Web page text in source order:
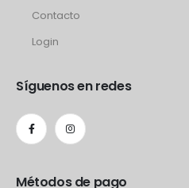
Contacto
Login
Síguenos en redes
Métodos de pago